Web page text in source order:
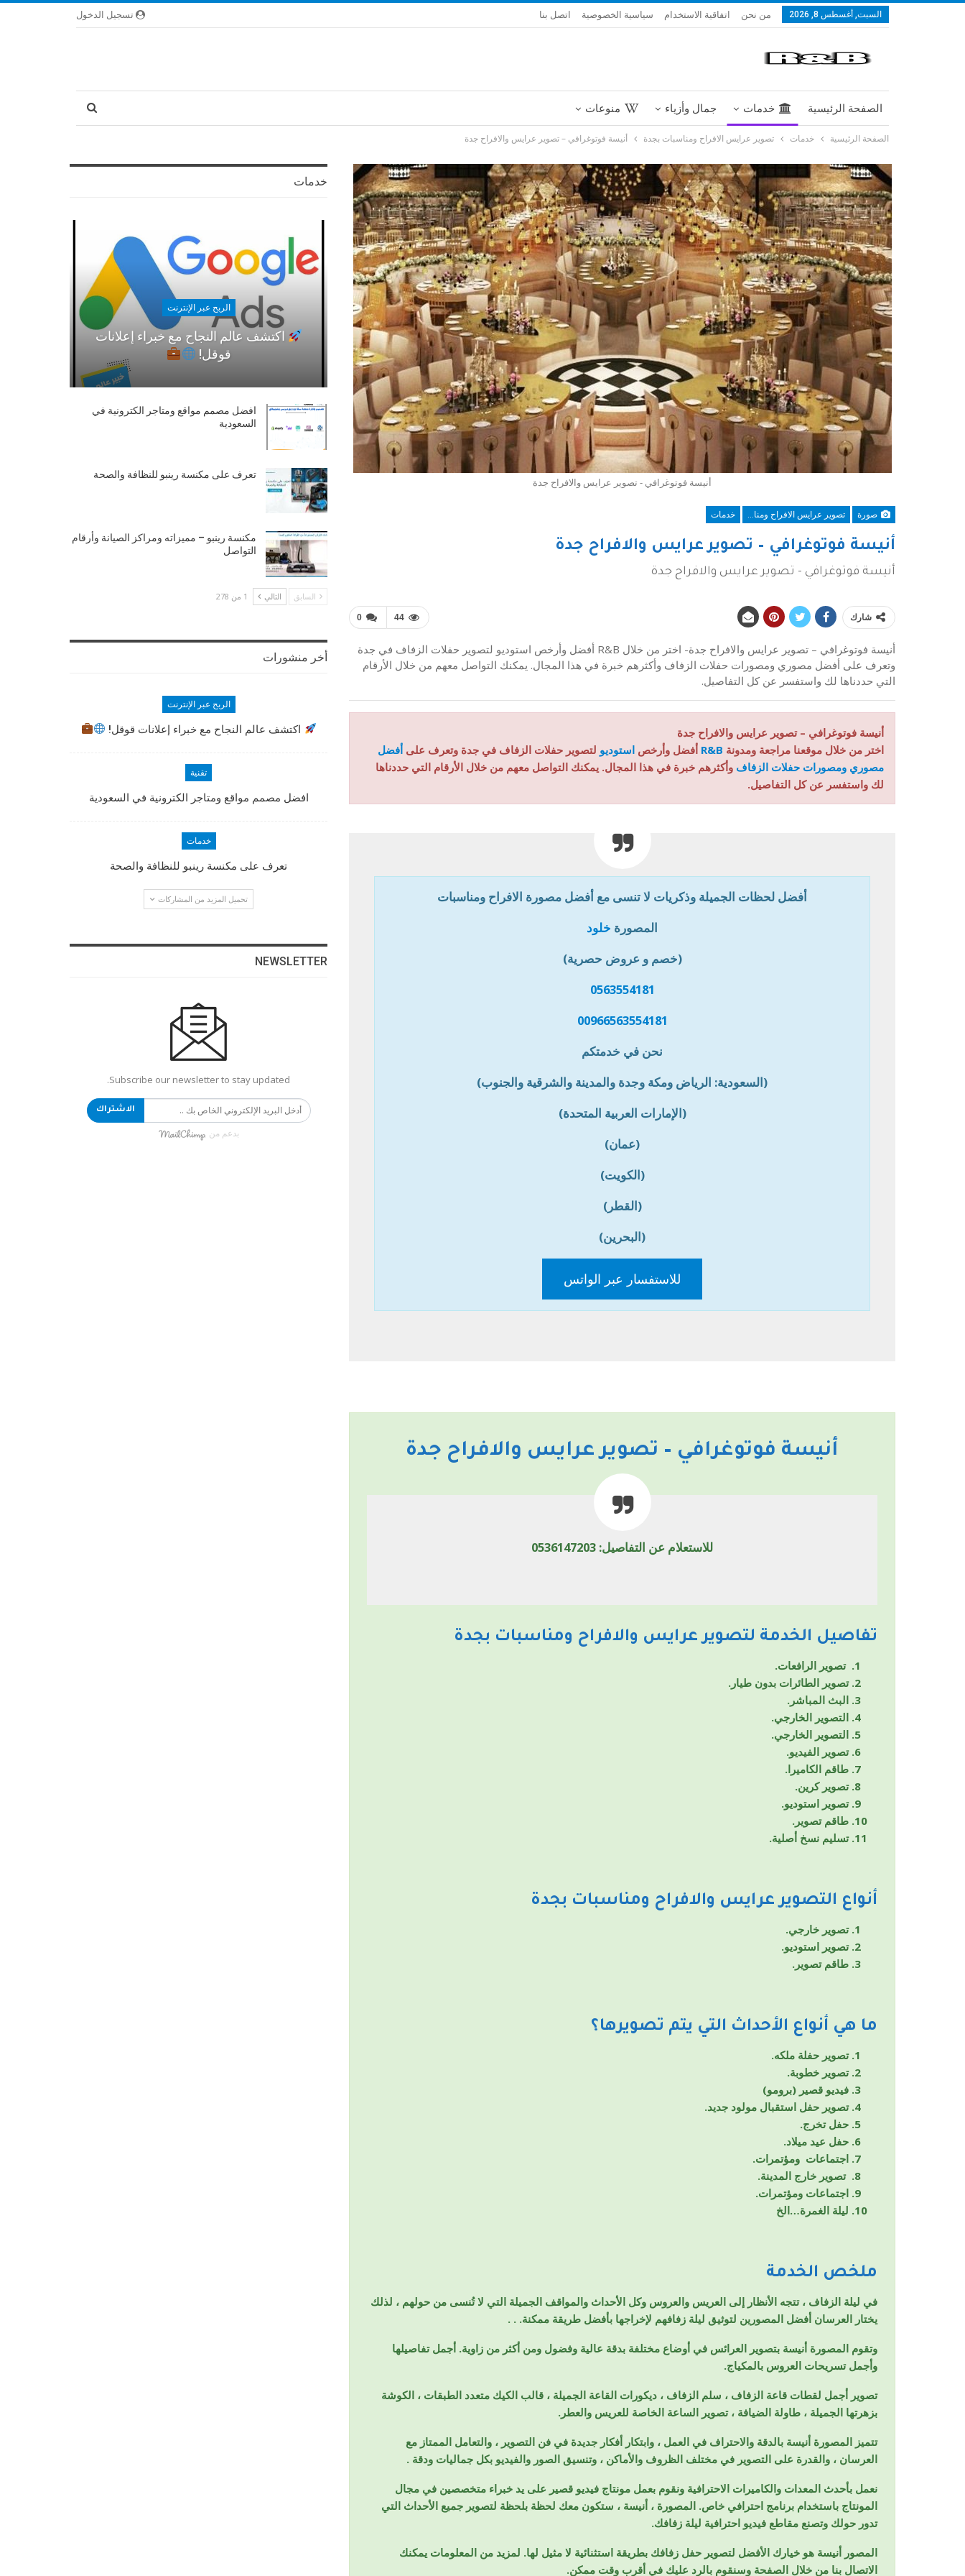
تسجيل الدخول السبت, أغسطس 8, 2026 من نحن اتفاقية الاستخدام سياسية الخصوصية اتصل بنا
الصفحة الرئيسية خدمات جمال وأزياء منوعات
الصفحة الرئيسية خدمات تصوير عرايس الافراح ومناسبات بجدة أنيسة فوتوغرافي – تصوير عرايس والافراح جدة
أنيسة فوتوغرافي - تصوير عرايس والافراح جدة
صورة تصوير عرايس الافراح ومناسبات بجدة خدمات
أنيسة فوتوغرافي – تصوير عرايس والافراح جدة
أنيسة فوتوغرافي - تصوير عرايس والافراح جدة
0 44 شارك
أنيسة فوتوغرافي – تصوير عرايس والافراح جدة- اختر من خلال R&B أفضل وأرخص استوديو لتصوير حفلات الزفاف في جدة
وتعرف على أفضل مصوري ومصورات حفلات الزفاف وأكثرهم خبرة في هذا المجال. يمكنك التواصل معهم من خلال الأرقام
التي حددناها لك واستفسر عن كل التفاصيل.
أنيسة فوتوغرافي – تصوير عرايس والافراح جدة
اختر من خلال موقعنا مراجعة ومدونة R&B أفضل وأرخص استوديو لتصوير حفلات الزفاف في جدة وتعرف على أفضل
مصوري ومصورات حفلات الزفاف وأكثرهم خبرة في هذا المجال. يمكنك التواصل معهم من خلال الأرقام التي حددناها
لك واستفسر عن كل التفاصيل.
أفضل لحظات الجميلة وذكريات لا تنسى مع أفضل مصورة الافراح ومناسبات
المصورة خلود
(خصم و عروض حصرية)
0563554181
00966563554181
نحن في خدمتكم
(السعودية: الرياض ومكة وجدة والمدينة والشرقية والجنوب)
(الإمارات العربية المتحدة)
(عمان)
(الكويت)
(القطر)
(البحرين)
للاستفسار عبر الواتس
أنيسة فوتوغرافي – تصوير عرايس والافراح جدة
للاستعلام عن التفاصيل: 0536147203
تفاصيل الخدمة لتصوير عرايس والافراح ومناسبات بجدة
تصوير الرافعات.
تصوير الطائرات بدون طيار.
البث المباشر.
التصوير الخارجي.
التصوير الخارجي.
تصوير الفيديو.
طاقم الكاميرا.
تصوير كرين.
تصوير استوديو.
طاقم تصوير.
تسليم نسخ أصلية.
أنواع التصوير عرايس والافراح ومناسبات بجدة
تصوير خارجي.
تصوير استوديو.
طاقم تصوير.
ما هي أنواع الأحداث التي يتم تصويرها؟
تصوير حفلة ملكه.
تصوير خطوبة.
فيديو قصير (برومو)
تصوير حفل استقبال مولود جديد.
حفل تخرج.
حفل عيد ميلاد.
اجتماعات ومؤتمرات.
تصوير خارج المدينة.
اجتماعات ومؤتمرات.
ليلة الغمرة…الخ
ملخص الخدمة
في ليلة الزفاف ، تتجه الأنظار إلى العريس والعروس وكل الأحداث والمواقف الجميلة التي لا تُنسى من حولهم ، لذلك
يختار العرسان أفضل المصورين لتوثيق ليلة زفافهم لإخراجها بأفضل طريقة ممكنة. . .
وتقوم المصورة أنيسة بتصوير العرائس في أوضاع مختلفة بدقة عالية وفضول ومن أكثر من زاوية. أجمل تفاصيلها
وأجمل تسريحات العروس بالمكياج.
تصوير أجمل لقطات قاعة الزفاف ، سلم الزفاف ، ديكورات القاعة الجميلة ، قالب الكيك متعدد الطبقات ، الكوشة
بزهرتها الجميلة ، طاولة الضيافة ، تصوير الساعة الخاصة للعريس والعطر.
تتميز المصورة أنيسة بالدقة والاحتراف في العمل ، وابتكار أفكار جديدة في فن التصوير ، والتعامل الممتاز مع
العرسان ، والقدرة على التصوير في مختلف الظروف والأماكن ، وتنسيق الصور والفيديو بكل جماليات ودقة .
نعمل بأحدث المعدات والكاميرات الاحترافية ونقوم بعمل مونتاج فيديو قصير على يد خبراء متخصصين في مجال
المونتاج باستخدام برنامج احترافي خاص. المصورة ، أنيسة ، ستكون معك لحظة بلحظة لتصوير جميع الأحداث التي
تدور حولك وتصنع مقاطع فيديو احترافية ليلة زفافك.
المصور أنيسة هو خيارك الأفضل لتصوير حفل زفافك بطريقة استثنائية لا مثيل لها. لمزيد من المعلومات يمكنك
الاتصال بنا من خلال الصفحة وسنقوم بالرد عليك في أقرب وقت ممكن.
خدمات
الربح عبر الإنترنت
اكتشف عالم النجاح مع خبراء إعلانات
قوقل!
افضل مصمم مواقع ومتاجر الكترونية في
السعودية
تعرف على مكنسة رينبو للنظافة والصحة
مكنسة رينبو – مميزاته ومراكز الصيانة وأرقام
التواصل
السابق التالي 1 من 278
أخر منشورات
الربح عبر الإنترنت
اكتشف عالم النجاح مع خبراء إعلانات قوقل!
تقنية
افضل مصمم مواقع ومتاجر الكترونية في السعودية
خدمات
تعرف على مكنسة رينبو للنظافة والصحة
تحميل المزيد من المشاركات
NEWSLETTER
Subscribe our newsletter to stay updated.
الاشتراك
بدعم من